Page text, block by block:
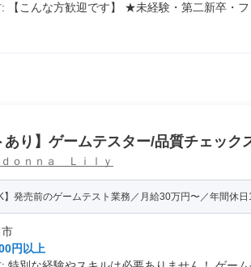
【こんな方歓迎です】 ★未経験・第二新卒・フ
あり】ゲームテスター/品質チェック
ｏｎｎａ Ｌｉｌｙ
】発売前のゲームテスト業務／月給30万円〜／年間休
円以上